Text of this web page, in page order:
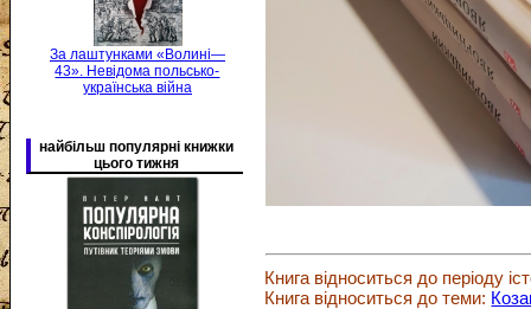
За лаштунками «Волині—
43». Невідома польсько-
українська війна
найбільш популярні книжки
цього тижня
Книга відноситься до періоду
Книга відноситься до теми: